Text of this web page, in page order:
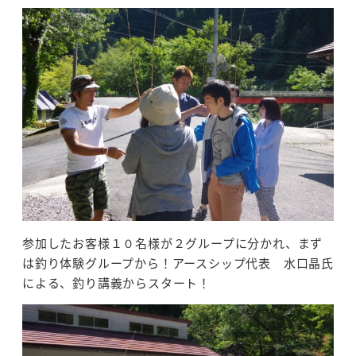
参加したお客様１０名様が２グループに分かれ、まず
は釣り体験グループから！アースシップ代表 水口晶氏
による、釣り講義からスタート！